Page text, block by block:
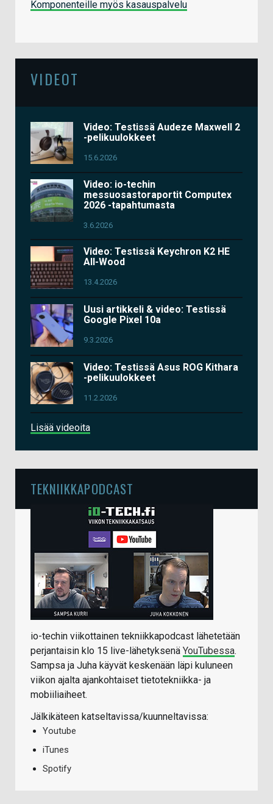
Komponenteille myös kasauspalvelu
VIDEOT
Video: Testissä Audeze Maxwell 2
-pelikuulokkeet
15.6.2026
Video: io-techin
messuosastoraportit Computex
2026 -tapahtumasta
3.6.2026
Video: Testissä Keychron K2 HE
All-Wood
13.4.2026
Uusi artikkeli & video: Testissä
Google Pixel 10a
9.3.2026
Video: Testissä Asus ROG Kithara
-pelikuulokkeet
11.2.2026
Lisää videoita
TEKNIIKKAPODCAST
io-techin viikottainen tekniikkapodcast lähetetään
perjantaisin klo 15 live-lähetyksenä YouTubessa.
Sampsa ja Juha käyvät keskenään läpi kuluneen
viikon ajalta ajankohtaiset tietotekniikka- ja
mobiiliaiheet.
Jälkikäteen katseltavissa/kuunneltavissa:
Youtube
iTunes
Spotify